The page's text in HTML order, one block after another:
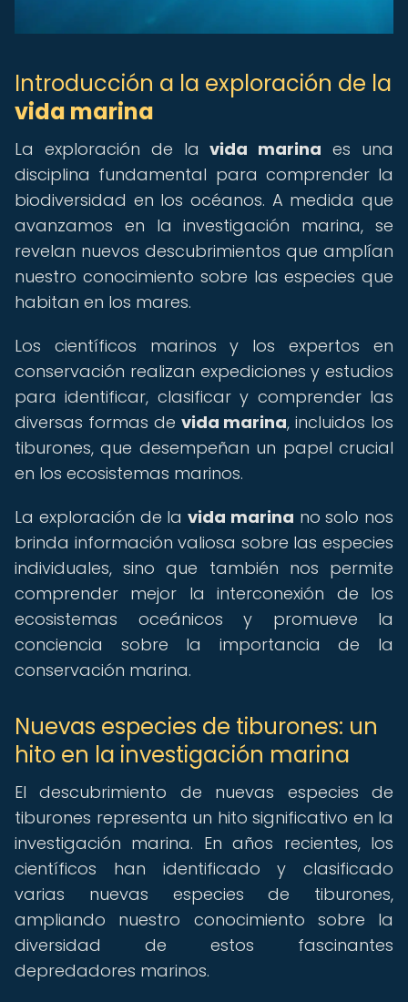
Introducción a la exploración de la
vida marina
La exploración de lavida marina es una
disciplina fundamental para comprender la
biodiversidad en los océanos. A medida que
avanzamos en la investigación marina, se
revelan nuevos descubrimientos que amplían
nuestro conocimiento sobre las especies que
habitan en los mares.
Los científicos marinos y los expertos en
conservación realizan expediciones y estudios
para identificar, clasificar y comprender las
diversas formas de vida marina, incluidos los
tiburones, que desempeñan un papel crucial
en los ecosistemas marinos.
La exploración de la vida marina no solo nos
brinda información valiosa sobre las especies
individuales, sino que también nos permite
comprender mejor la interconexión de los
ecosistemas oceánicos y promueve la
conciencia sobre la importancia de la
conservación marina.
Nuevas especies de tiburones: un
hito en la investigación marina
El descubrimiento de nuevas especies de
tiburones representa un hito significativo en la
investigación marina. En años recientes, los
científicos han identificado y clasificado
varias nuevas especies de tiburones,
ampliando nuestro conocimiento sobre la
diversidad de estos fascinantes
depredadores marinos.